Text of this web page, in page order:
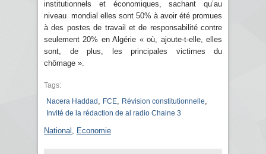
institutionnels et économiques, sachant qu’au
niveau mondial elles sont 50% à avoir été promues
à des postes de travail et de responsabilité contre
seulement 20% en Algérie « où, ajoute-t-elle, elles
sont, de plus, les principales victimes du
chômage ».
Tags:
Nacera Haddad
FCE Révision constitutionnelle
Invité de la rédaction de al radio Chaine 3
National Economie